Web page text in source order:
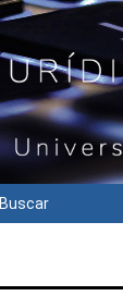
Buscar